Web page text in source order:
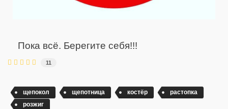
Пока всё. Берегите себя!!!
11
щепокол щепотница костёр
растопка
розжиг